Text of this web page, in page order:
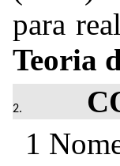
para
Teoria
1